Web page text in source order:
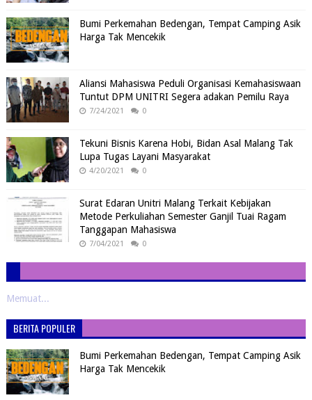
Bumi Perkemahan Bedengan, Tempat Camping Asik
Harga Tak Mencekik
Aliansi Mahasiswa Peduli Organisasi Kemahasiswaan
Tuntut DPM UNITRI Segera adakan Pemilu Raya
7/24/2021 0
Tekuni Bisnis Karena Hobi, Bidan Asal Malang Tak
Lupa Tugas Layani Masyarakat
4/20/2021 0
Surat Edaran Unitri Malang Terkait Kebijakan
Metode Perkuliahan Semester Ganjil Tuai Ragam
Tanggapan Mahasiswa
7/04/2021 0
Memuat...
BERITA POPULER
Bumi Perkemahan Bedengan, Tempat Camping Asik
Harga Tak Mencekik